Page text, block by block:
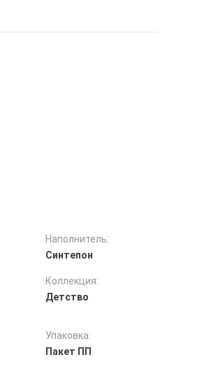
Наполнитель:
Синтепон
Коллекция:
Детство
Упаковка:
Пакет ПП